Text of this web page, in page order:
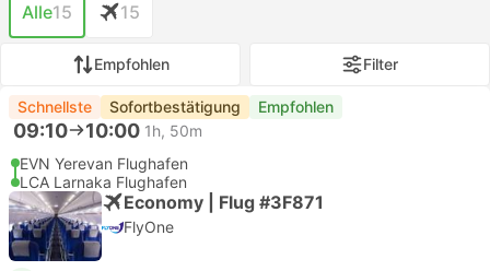
Alle15 15
Empfohlen Filter
Schnellste Sofortbestätigung Empfohlen
09:10 10:00 1h, 50m
EVN Yerevan Flughafen
LCA Larnaka Flughafen
Economy | Flug #3F871
FlyOne